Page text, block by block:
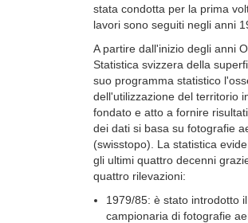
stata condotta per la prima
lavori sono seguiti negli anni
A partire dall'inizio degli anni
Statistica svizzera della
suo programma statistico
dell'utilizzazione del territorio
fondato e atto a fornire
dei dati si basa su fotografie
(swisstopo). La statistica
gli ultimi quattro decenni
quattro rilevazioni:
1979/85: è stato introdotto
campionaria di fotografie